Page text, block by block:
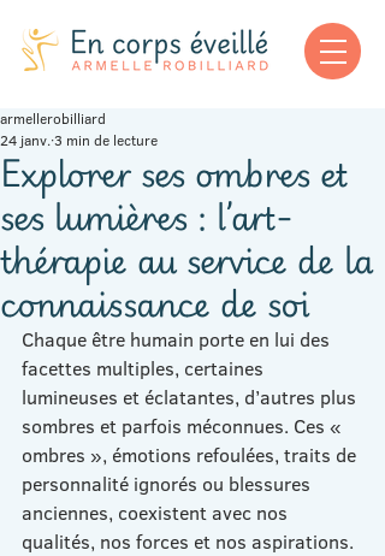
Explorer ses ombres et
ses lumières : l’art-
thérapie au service de la
connaissance de soi
armellerobilliard
24 janv.3 min de lecture
Chaque être humain porte en lui des
facettes multiples, certaines
lumineuses et éclatantes, d’autres plus
sombres et parfois méconnues. Ces «
ombres », émotions refoulées, traits de
personnalité ignorés ou blessures
anciennes, coexistent avec nos
qualités, nos forces et nos aspirations.